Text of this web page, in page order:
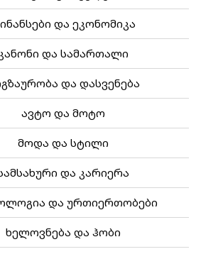
და ეკონომიკა
და სამართალი
და დასვენება
ავტო და მოტო
მოდა და სტილი
და კარიერა
და ურთიერთობები
ხელოვნება და ჰობი